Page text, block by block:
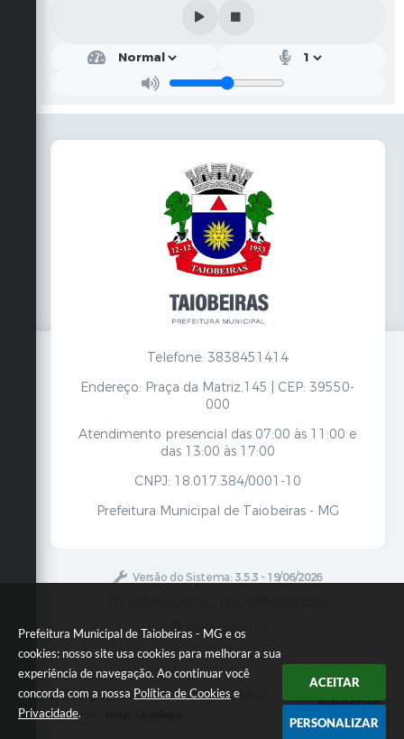
Prefeitura Municipal de Taiobeiras - MG e os
cookies: nosso site usa cookies para melhorar a sua
experiência de navegação. Ao continuar você
concorda com a nossa Política de Cookies e
Privacidade.
ACEITAR
PERSONALIZAR
Telefone: 3838451414
Endereço: Praça da Matriz,145 | CEP: 39550-
000
Atendimento presencial das 07:00 às 11:00 e
das 13:00 às 17:00
CNPJ: 18.017.384/0001-10
Prefeitura Municipal de Taiobeiras - MG
Versão do Sistema: 3.5.3 - 19/06/2026
Dados Abertos
Copyright Instar - 2006-2026. Todos os direitos
reservados -